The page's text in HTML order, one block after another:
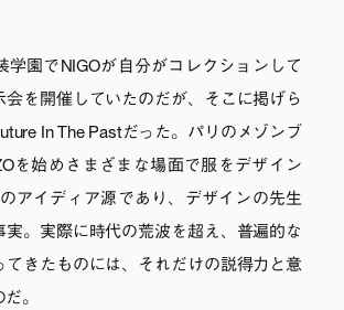
学園でNIGOが自分がコレクションして
会を開催していたのだが、そこに掲げら
In The Pastだった。パリのメゾンブ
を始めさまざまな場面で服をデザイン
アイディア源であり、デザインの先生
実。実際に時代の荒波を超え、普遍的な
てきたものには、それだけの説得力と意
。